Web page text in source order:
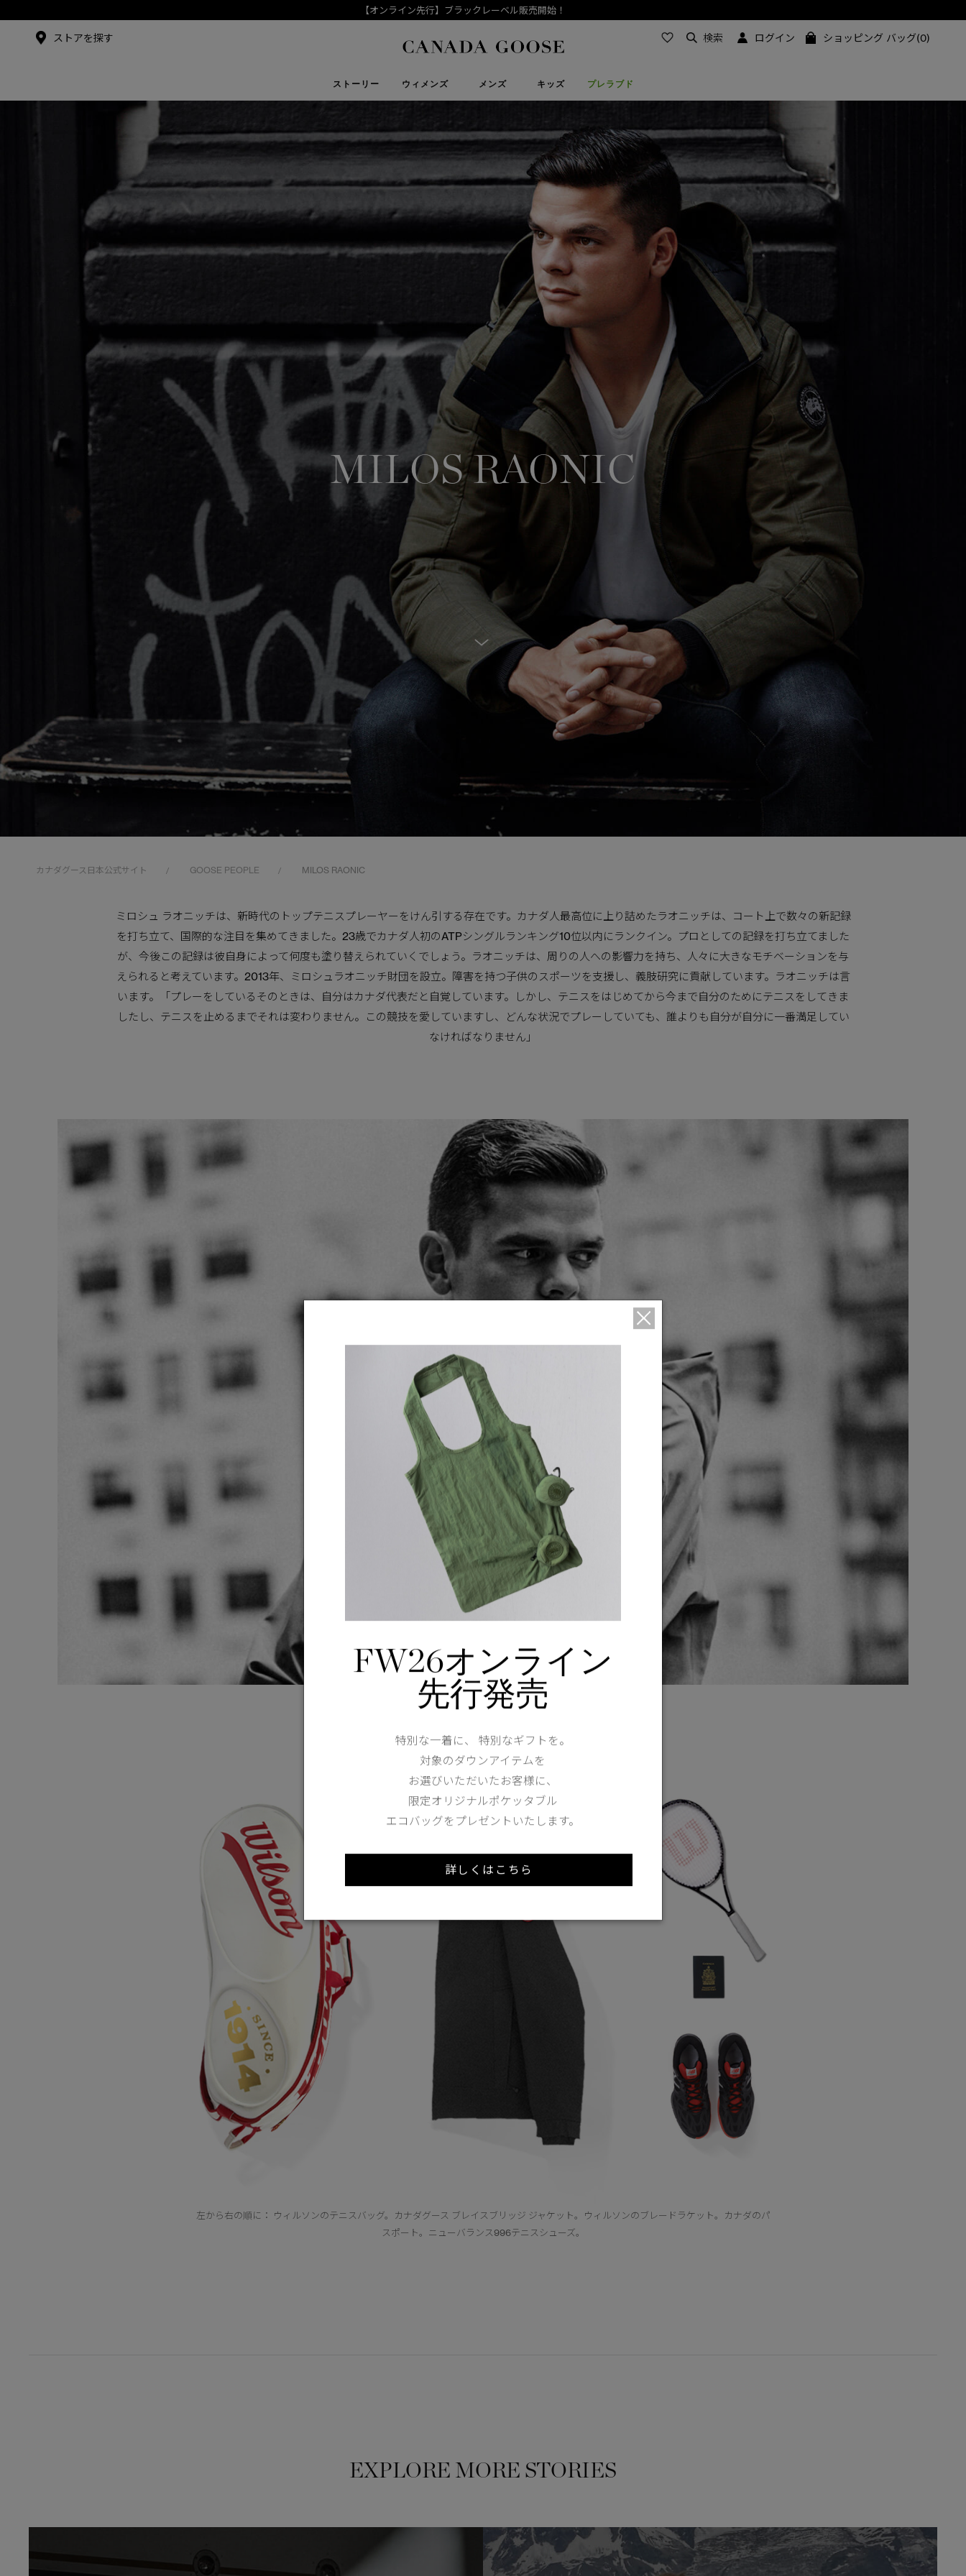
【Goose Style】Vol.19～ 標高が変われば、見える世界も変わる
Canada Goose
ストーリー
アンバサダー
ウィメンズ メンズ キッズ プレラブド
下取り申請
ストアを探す 検索 ログイン ショッピング バッグ(0)
MILOS RAONIC
Scroll Down
カナダグース日本公式サイト / GOOSE PEOPLE / MILOS RAONIC
ミロシュ ラオニッチは、新時代のトップテニスプレーヤーをけん引する存在です。カナダ人最高位に上り詰めたラオニッチは、コート上で数々の新記録
を打ち立て、国際的な注目を集めてきました。23歳でカナダ人初のATPシングルランキング10位以内にランクイン。プロとしての記録を打ち立てました
が、今後この記録は彼自身によって何度も塗り替えられていくでしょう。ラオニッチは、周りの人への影響力を持ち、人々に大きなモチベーションを与
えられると考えています。2013年、ミロシュラオニッチ財団を設立。障害を持つ子供のスポーツを支援し、義肢研究に貢献しています。ラオニッチは言
います。「プレーをしているそのときは、自分はカナダ代表だと自覚しています。しかし、テニスをはじめてから今まで自分のためにテニスをしてきま
したし、テニスを止めるまでそれは変わりません。この競技を愛していますし、どんな状況でプレーしていても、誰よりも自分が自分に一番満足してい
なければなりません」
左から右の順に：
ウィルソンのテニスバッグ。カナダグース ブレイスブリッジ ジャケット。ウィルソンのブレードラケット。カナダのパ
スポート。ニューバランス996テニスシューズ。
EXPLORE MORE STORIES
FW26オンライン
先行発売
特別な一着に、 特別なギフトを。
対象のダウンアイテムを
お選びいただいたお客様に、
限定オリジナルポケッタブル
エコバッグをプレゼントいたします。
詳しくはこちら